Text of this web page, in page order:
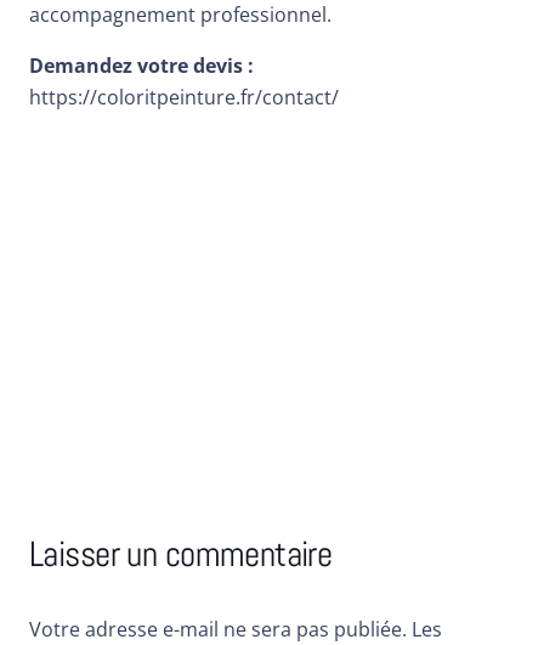
accompagnement professionnel.
Demandez votre devis :
https://coloritpeinture.fr/contact/
Laisser un commentaire
Votre adresse e-mail ne sera pas publiée. Les